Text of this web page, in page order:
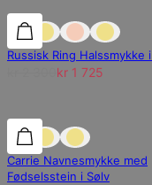
25% rabatt
Russisk Ring Halssmykke
kr 1 725
25% rabatt
Carrie Navnesmykke med
Fødselsstein i Sølv